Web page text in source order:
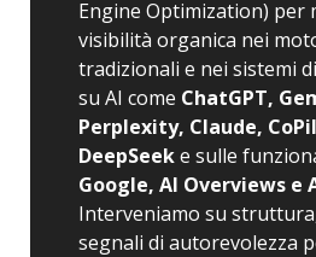
Engine Optimization) per
visibilità organica nei
tradizionali e nei sistemi
su AI come ChatGPT,
Perplexity, Claude,
DeepSeeke sulle
Google, AI Overviews e
Interveniamo su
segnali di autorevolezza